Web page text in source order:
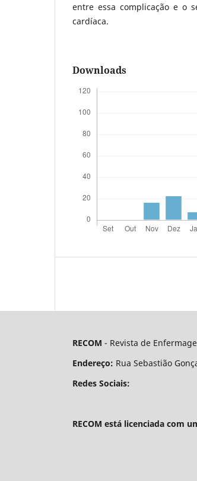
entre essa complicação e o
cardíaca.
Downloads
RECOM - Revista de
Endereço: Rua Sebastião
Redes Sociais:
RECOM está licenciada com